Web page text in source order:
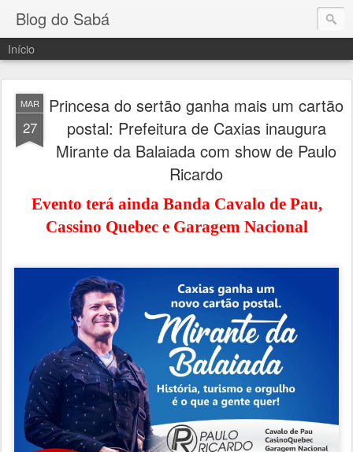
Blog do Sabá
Início
MAR
27
Princesa do sertão ganha mais um cartão
postal: Prefeitura de Caxias inaugura
Mirante da Balaiada com show de Paulo
Ricardo
Evento terá ainda Banda Cavalo de Pau,
Cassino Quebec e Garagem Nacional